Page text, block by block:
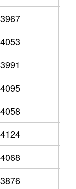
3967
4053
3991
4095
4058
4124
4068
3876